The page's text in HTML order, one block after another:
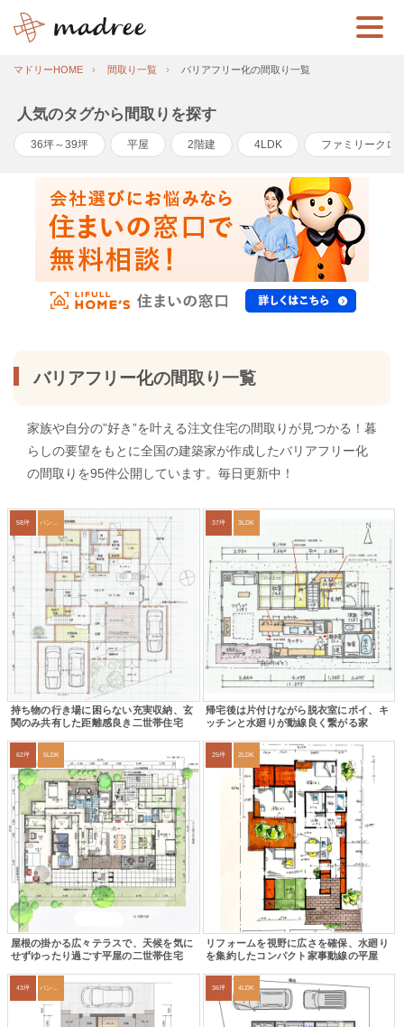
マドリーHOME 間取り一覧 バリアフリー化の間取り一覧
人気のタグから間取りを探す
36坪～39坪 平屋 2階建 4LDK ファミリークロ
バリアフリー化の間取り一覧
家族や自分の”好き”を叶える注文住宅の間取りが見つかる！暮
らしの要望をもとに全国の建築家が作成したバリアフリー化
の間取りを95件公開しています。毎日更新中！
58坪
持ち物の行き場に困らない充実収納、玄
関のみ共有した距離感良き二世帯住宅
37坪 3LDK
帰宅後は片付けながら脱衣室にポイ、キ
ッチンと水廻りが動線良く繋がる家
62坪 5LDK
屋根の掛かる広々テラスで、天候を気に
せずゆったり過ごす平屋の二世帯住宅
25坪 2LDK
リフォームを視野に広さを確保、水廻り
を集約したコンパクト家事動線の平屋
43坪 36坪 4LDK